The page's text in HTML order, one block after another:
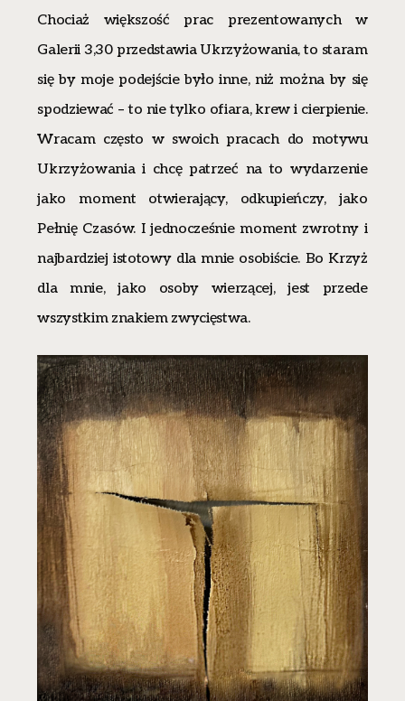
Chociaż większość prac prezentowanych w
Galerii 3,30 przedstawia Ukrzyżowania, to staram
się by moje podejście było inne, niż można by się
spodziewać – to nie tylko ofiara, krew i cierpienie.
Wracam często w swoich pracach do motywu
Ukrzyżowania i chcę patrzeć na to wydarzenie
jako moment otwierający, odkupieńczy, jako
Pełnię Czasów. I jednocześnie moment zwrotny i
najbardziej istotowy dla mnie osobiście. Bo Krzyż
dla mnie, jako osoby wierzącej, jest przede
wszystkim znakiem zwycięstwa.